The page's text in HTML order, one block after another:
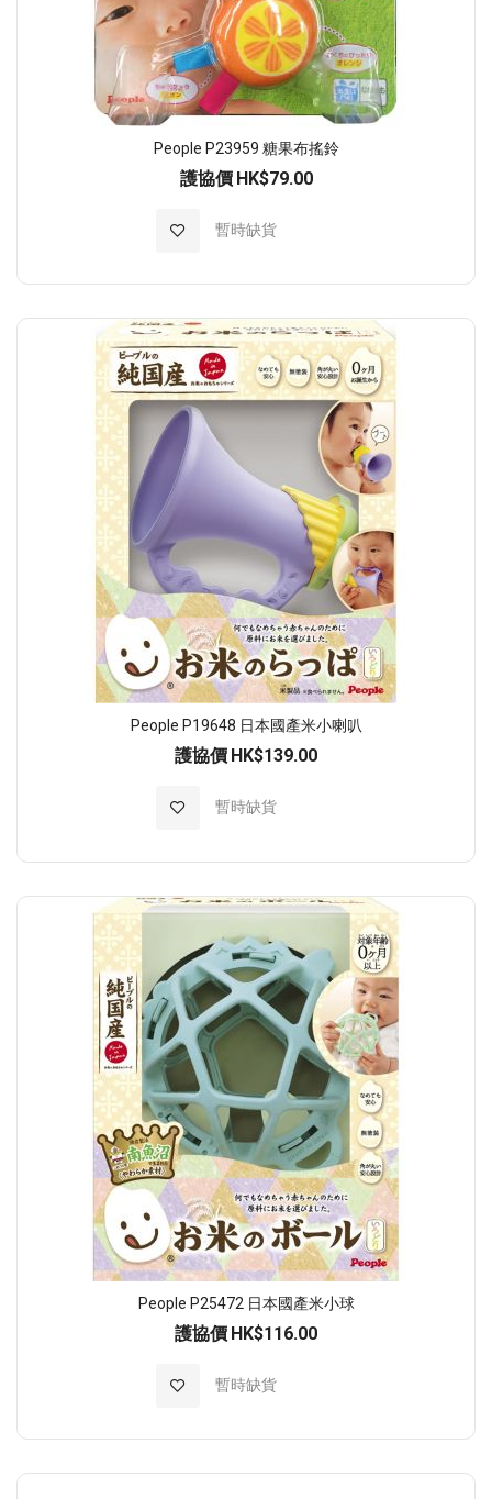
People P23959 糖果布搖鈴
護協價 HK$79.00
暫時缺貨
加入至願望清單
People P19648 日本國產米小喇叭
護協價 HK$139.00
暫時缺貨
加入至願望清單
People P25472 日本國產米小球
護協價 HK$116.00
暫時缺貨
加入至願望清單